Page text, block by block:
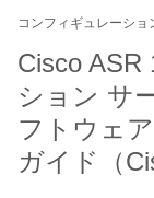
コンフィギュレーショ
Cisco ASR
ション サ
フトウェ
ガイド（